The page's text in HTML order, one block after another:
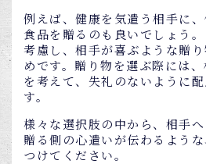
例えば、健康を気遣う相手に
食品を贈るのも良いでしょう
考慮し、相手が喜ぶような贈
めです。贈り物を選ぶ際には
を考えて、失礼のないように
す。
様々な選択肢の中から、相手へ
贈る側の心遣いが伝わるよう
つけてください。